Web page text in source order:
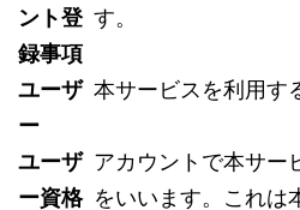
ント登
録事項
す。
ユーザ
ー
本サービスを利用す
ユーザ
ー資格
アカウントで本サー
をいいます。これは